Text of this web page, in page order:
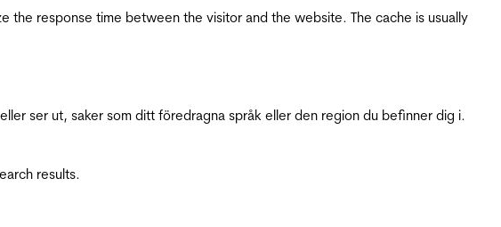
response time between the visitor and the website. The cache is usually
ser ut, saker som ditt föredragna språk eller den region du befinner dig i.
results.